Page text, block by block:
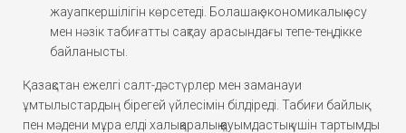
жауапкершілігін көрсетеді. Болашақ экономикалық өсу
мен нәзік табиғатты сақтау арасындағы тепе-теңдікке
байланысты.
Қазақстан ежелгі салт-дәстүрлер мен заманауи
ұмтылыстардың бірегей үйлесімін білдіреді. Табиғи байлық
пен мәдени мұра елді халықаралық қауымдастық үшін тартымды